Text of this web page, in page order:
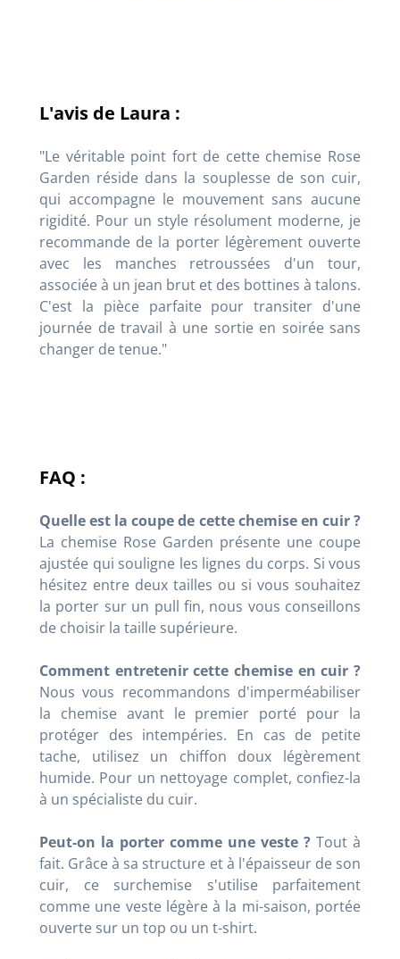
L'avis de Laura :
"Le véritable point fort de cette chemise Rose
Garden réside dans la souplesse de son cuir,
qui accompagne le mouvement sans aucune
rigidité. Pour un style résolument moderne, je
recommande de la porter légèrement ouverte
avec les manches retroussées d'un tour,
associée à un jean brut et des bottines à talons.
C'est la pièce parfaite pour transiter d'une
journée de travail à une sortie en soirée sans
changer de tenue."
FAQ :
Quelle est la coupe de cette chemise en cuir ?
La chemise Rose Garden présente une coupe
ajustée qui souligne les lignes du corps. Si vous
hésitez entre deux tailles ou si vous souhaitez
la porter sur un pull fin, nous vous conseillons
de choisir la taille supérieure.
Comment entretenir cette chemise en cuir ?
Nous vous recommandons d'imperméabiliser
la chemise avant le premier porté pour la
protéger des intempéries. En cas de petite
tache, utilisez un chiffon doux légèrement
humide. Pour un nettoyage complet, confiez-la
à un spécialiste du cuir.
Peut-on la porter comme une veste ? Tout à
fait. Grâce à sa structure et à l'épaisseur de son
cuir, ce surchemise s'utilise parfaitement
comme une veste légère à la mi-saison, portée
ouverte sur un top ou un t-shirt.